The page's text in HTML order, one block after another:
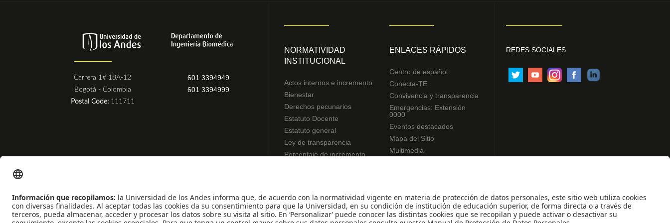
Carrera 1# 18A-12
Bogotá - Colombia
Postal Code: 111711
601 3394949
601 3394999
NORMATIVIDAD
INSTITUCIONAL
Actos internos e incremento
Bienestar
Derechos pecunarios
Estatuto Docente
Estatuto general
Ley de transparencia
Porcentaje de incremento
ENLACES RÁPIDOS
Centro de español
Conecta-TE
Convivencia y transparencia
Emergencias: Extensión
0000
Eventos destacados
Mapa del Sitio
Multimedia
REDES SOCIALES